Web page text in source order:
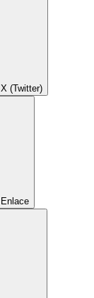
X (Twitter)
Enlace